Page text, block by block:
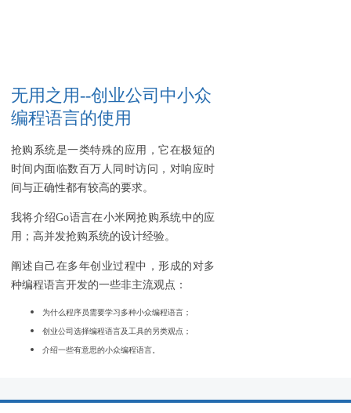
无用之用--创业公司中小众
编程语言的使用
抢购系统是一类特殊的应用，它在极短的
时间内面临数百万人同时访问，对响应时
间与正确性都有较高的要求。
我将介绍Go语言在小米网抢购系统中的应
用；高并发抢购系统的设计经验。
阐述自己在多年创业过程中，形成的对多
种编程语言开发的一些非主流观点：
为什么程序员需要学习多种小众编程语言；
创业公司选择编程语言及工具的另类观点；
介绍一些有意思的小众编程语言。